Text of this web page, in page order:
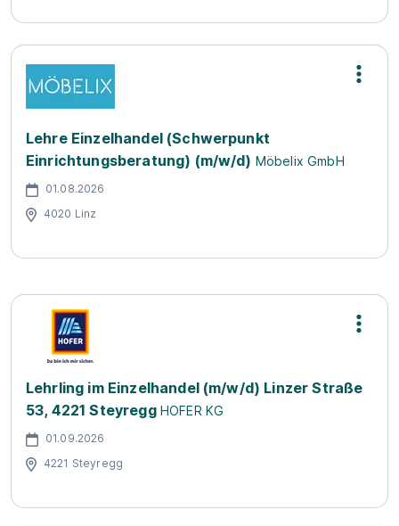
Lehre Einzelhandel (Schwerpunkt
Einrichtungsberatung) (m/w/d) Möbelix GmbH
01.08.2026
4020 Linz
Lehrling im Einzelhandel (m/w/d) Linzer Straße
53, 4221 Steyregg HOFER KG
01.09.2026
4221 Steyregg